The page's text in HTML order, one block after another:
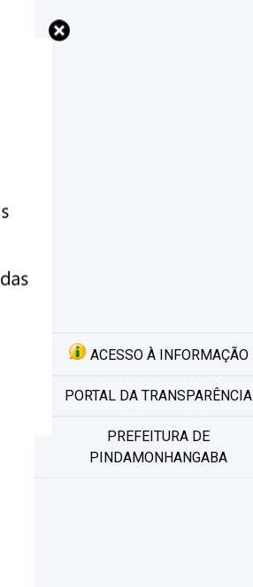
ACESSO À INFORMAÇÃO
PORTAL DA TRANSPARÊNCIA
PREFEITURA DE
PINDAMONHANGABA